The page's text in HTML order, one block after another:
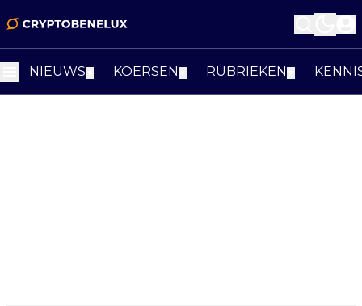
NIEUWS KOERSEN RUBRIEKEN